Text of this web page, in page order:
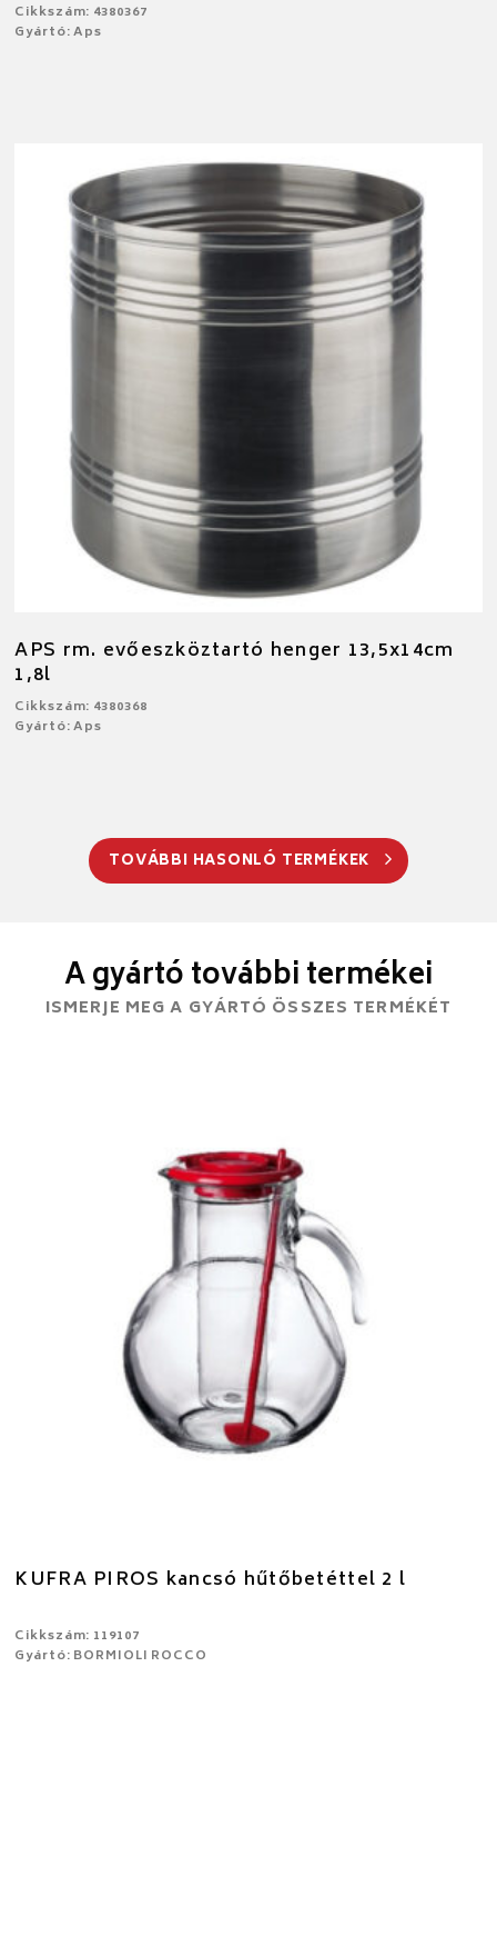
Cikkszám: 4380367
Gyártó: Aps
APS rm. evőeszköztartó henger 13,5x14cm
1,8l
Cikkszám: 4380368
Gyártó: Aps
TOVÁBBI HASONLÓ TERMÉKEK
A gyártó további termékei
ISMERJE MEG A GYÁRTÓ ÖSSZES TERMÉKÉT
KUFRA PIROS kancsó hűtőbetéttel 2 l
Cikkszám: 119107
Gyártó: BORMIOLI ROCCO